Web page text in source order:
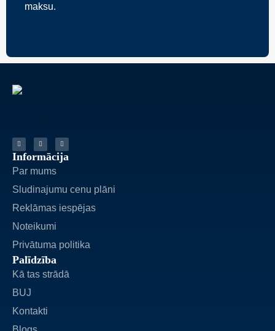
maksu.
Informācija
Par mums
Sludinajumu cenu plāni
Reklāmas iespējas
Noteikumi
Privātuma politika
Palīdzība
Kā tas strādā
BUJ
Kontakti